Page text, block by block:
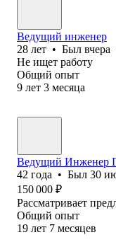
Ведущий инженер
28 лет • Был вчера
Не ищет работу
Общий опыт
9 лет 3 месяца
Ведущий
42 года • Был 30
150 000 ₽
Рассматривает
Общий опыт
19 лет 7 месяцев